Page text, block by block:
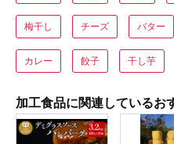
梅干し チーズ バター
カレー 餃子 干し芋
加工食品に関連しているお